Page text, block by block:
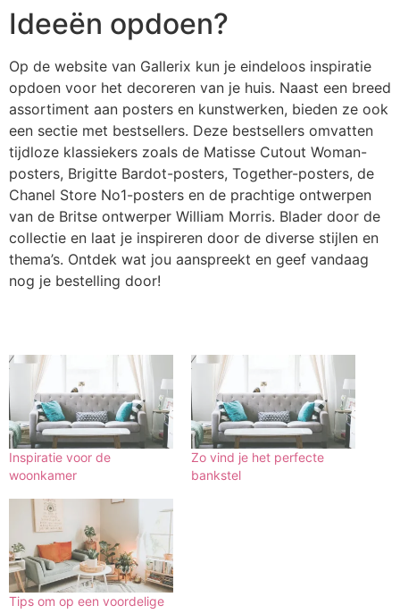
Ideeën opdoen?
Op de website van Gallerix kun je eindeloos inspiratie
opdoen voor het decoreren van je huis. Naast een breed
assortiment aan posters en kunstwerken, bieden ze ook
een sectie met bestsellers. Deze bestsellers omvatten
tijdloze klassiekers zoals de Matisse Cutout Woman-
posters, Brigitte Bardot-posters, Together-posters, de
Chanel Store No1-posters en de prachtige ontwerpen
van de Britse ontwerper William Morris. Blader door de
collectie en laat je inspireren door de diverse stijlen en
thema’s. Ontdek wat jou aanspreekt en geef vandaag
nog je bestelling door!
Inspiratie voor de
woonkamer
Zo vind je het perfecte
bankstel
Tips om op een voordelige